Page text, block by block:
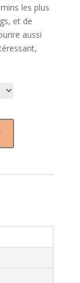
les plus
et de
aussi